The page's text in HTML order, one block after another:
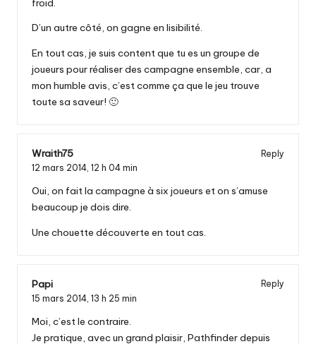
froid.
D’un autre côté, on gagne en lisibilité.
En tout cas, je suis content que tu es un groupe de
joueurs pour réaliser des campagne ensemble, car, a
mon humble avis, c’est comme ça que le jeu trouve
toute sa saveur! 🙂
Wraith75
Reply
12 mars 2014, 12 h 04 min
Oui, on fait la campagne à six joueurs et on s’amuse
beaucoup je dois dire.
Une chouette découverte en tout cas.
Papi
Reply
15 mars 2014, 13 h 25 min
Moi, c’est le contraire.
Je pratique, avec un grand plaisir, Pathfinder depuis